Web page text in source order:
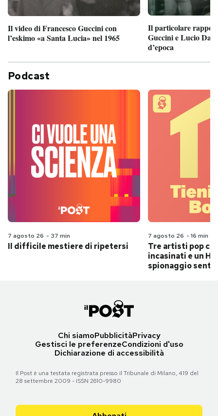
Il video di Francesco Guccini con
l’eskimo «a Santa Lucia» nel 1965
Il particolare
Guccini e Lucio
d’epoca
Podcast
7 agosto 26 - 37 min
Il difficile mestiere di ripetersi
7 agosto 26 - 16 min
Tre artisti pop
incasinati e un
spionaggio
Chi siamoPubblicitàPrivacy
Gestisci le preferenzeCondizioni d'uso
Dichiarazione di accessibilità
Il Post è una testata registrata presso il Tribunale di Milano, 419 del
28 settembre 2009 - ISSN 2610-9980